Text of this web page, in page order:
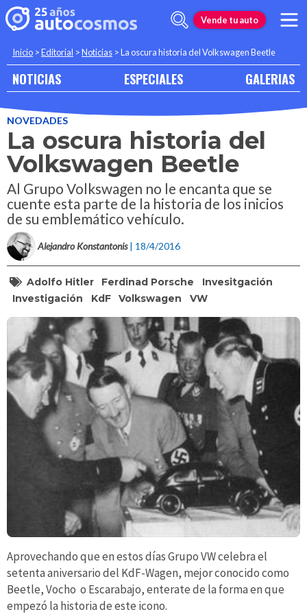
Vende tu auto
Inicio >Editorial >Noticias >La oscura historia del Volkswagen Beetle
NOTICIAS ESPECIALES GALERIAS
NOVEDADES
La oscura historia del
Volkswagen Beetle
Al Grupo Volkswagen no le encanta que se
cuente esta parte de la historia de los inicios
de su emblemático vehículo.
Alejandro Konstantonis | 18/4/2016
Adolfo Hitler Ferdinad Porsche
Invesitgación
Investigación
KdF Volkswagen VW
Aprovechando que en estos días Grupo VW celebra el
setenta aniversario del KdF-Wagen, mejor conocido como
Beetle, Vocho o Escarabajo, enterate de la forma en que
empezó la historia de este icono.